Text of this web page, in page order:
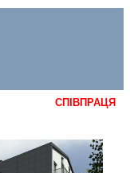
СПІВПРАЦЯ